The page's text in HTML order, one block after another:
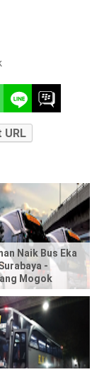
URL
Naik Bus Eka
-
Mogok